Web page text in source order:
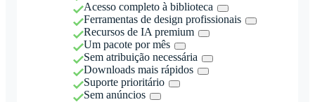
Acesso completo à biblioteca
Ferramentas de design profissionais
Recursos de IA premium
Um pacote por mês
Sem atribuição necessária
Downloads mais rápidos
Suporte prioritário
Sem anúncios